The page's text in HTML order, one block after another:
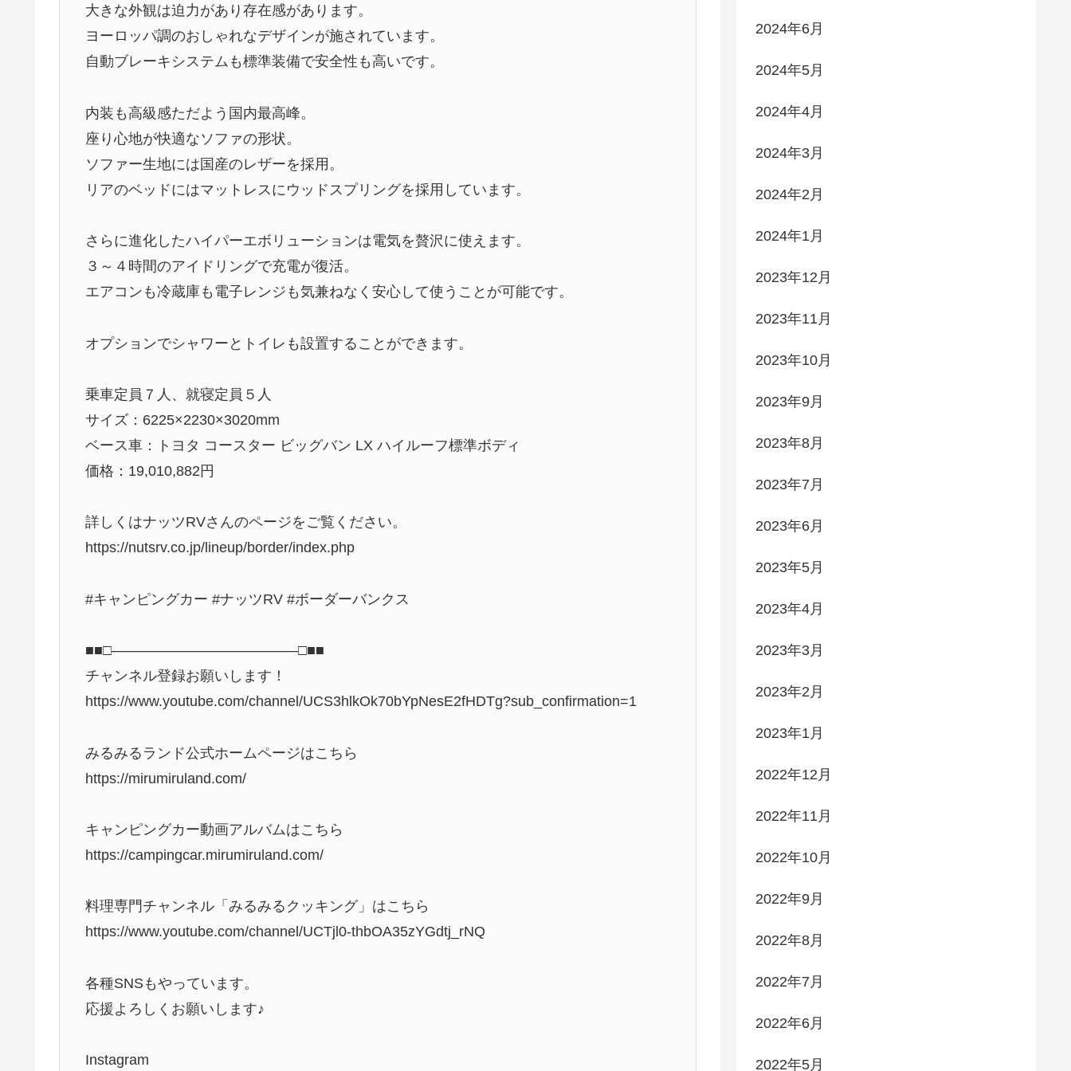
大きな外観は迫力があり存在感があります。
ヨーロッパ調のおしゃれなデザインが施されています。
自動ブレーキシステムも標準装備で安全性も高いです。
内装も高級感ただよう国内最高峰。
座り心地が快適なソファの形状。
ソファー生地には国産のレザーを採用。
リアのベッドにはマットレスにウッドスプリングを採用しています。
さらに進化したハイパーエボリューションは電気を贅沢に使えます。
３～４時間のアイドリングで充電が復活。
エアコンも冷蔵庫も電子レンジも気兼ねなく安心して使うことが可能です。
オプションでシャワーとトイレも設置することができます。
乗車定員７人、就寝定員５人
サイズ：6225×2230×3020mm
ベース車：トヨタ コースター ビッグバン LX ハイルーフ標準ボディ
価格：19,010,882円
詳しくはナッツRVさんのページをご覧ください。
https://nutsrv.co.jp/lineup/border/index.php
#キャンピングカー #ナッツRV #ボーダーバンクス
■■□―――――――――――――□■■
チャンネル登録お願いします！
https://www.youtube.com/channel/UCS3hlkOk70bYpNesE2fHDTg?sub_confirmation=1
みるみるランド公式ホームページはこちら
https://mirumiruland.com/
キャンピングカー動画アルバムはこちら
https://campingcar.mirumiruland.com/
料理専門チャンネル「みるみるクッキング」はこちら
https://www.youtube.com/channel/UCTjl0-thbOA35zYGdtj_rNQ
各種SNSもやっています。
応援よろしくお願いします♪
Instagram
2024年6月
2024年5月
2024年4月
2024年3月
2024年2月
2024年1月
2023年12月
2023年11月
2023年10月
2023年9月
2023年8月
2023年7月
2023年6月
2023年5月
2023年4月
2023年3月
2023年2月
2023年1月
2022年12月
2022年11月
2022年10月
2022年9月
2022年8月
2022年7月
2022年6月
2022年5月